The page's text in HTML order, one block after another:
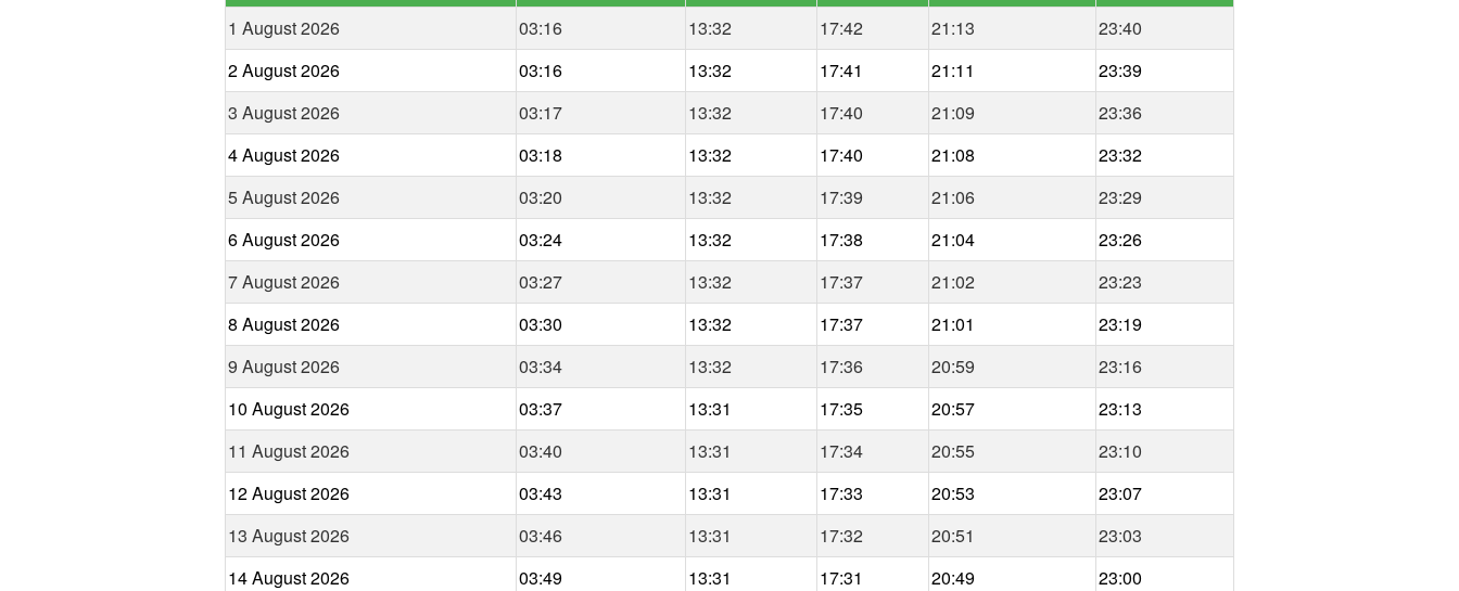
1 August 2026
03:16 13:32 17:42 21:13
23:40
2 August 2026
03:16 13:32 17:41 21:11
23:39
3 August 2026
03:17 13:32 17:40 21:09
23:36
4 August 2026
03:18 13:32 17:40 21:08
23:32
5 August 2026
03:20 13:32 17:39 21:06
23:29
6 August 2026
03:24 13:32 17:38 21:04
23:26
7 August 2026
03:27 13:32 17:37 21:02
23:23
8 August 2026
03:30 13:32 17:37 21:01
23:19
9 August 2026
03:34 13:32 17:36 20:59
23:16
10 August 2026
03:37 13:31 17:35 20:57
23:13
11 August 2026
03:40 13:31 17:34 20:55
23:10
12 August 2026
03:43 13:31 17:33 20:53
23:07
13 August 2026
03:46 13:31 17:32 20:51
23:03
14 August 2026
03:49 13:31 17:31 20:49
23:00